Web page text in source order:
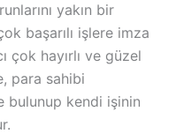
yakın bir
başarılı işlere imza
çok hayırlı ve güzel
para sahibi
bulunup kendi işinin